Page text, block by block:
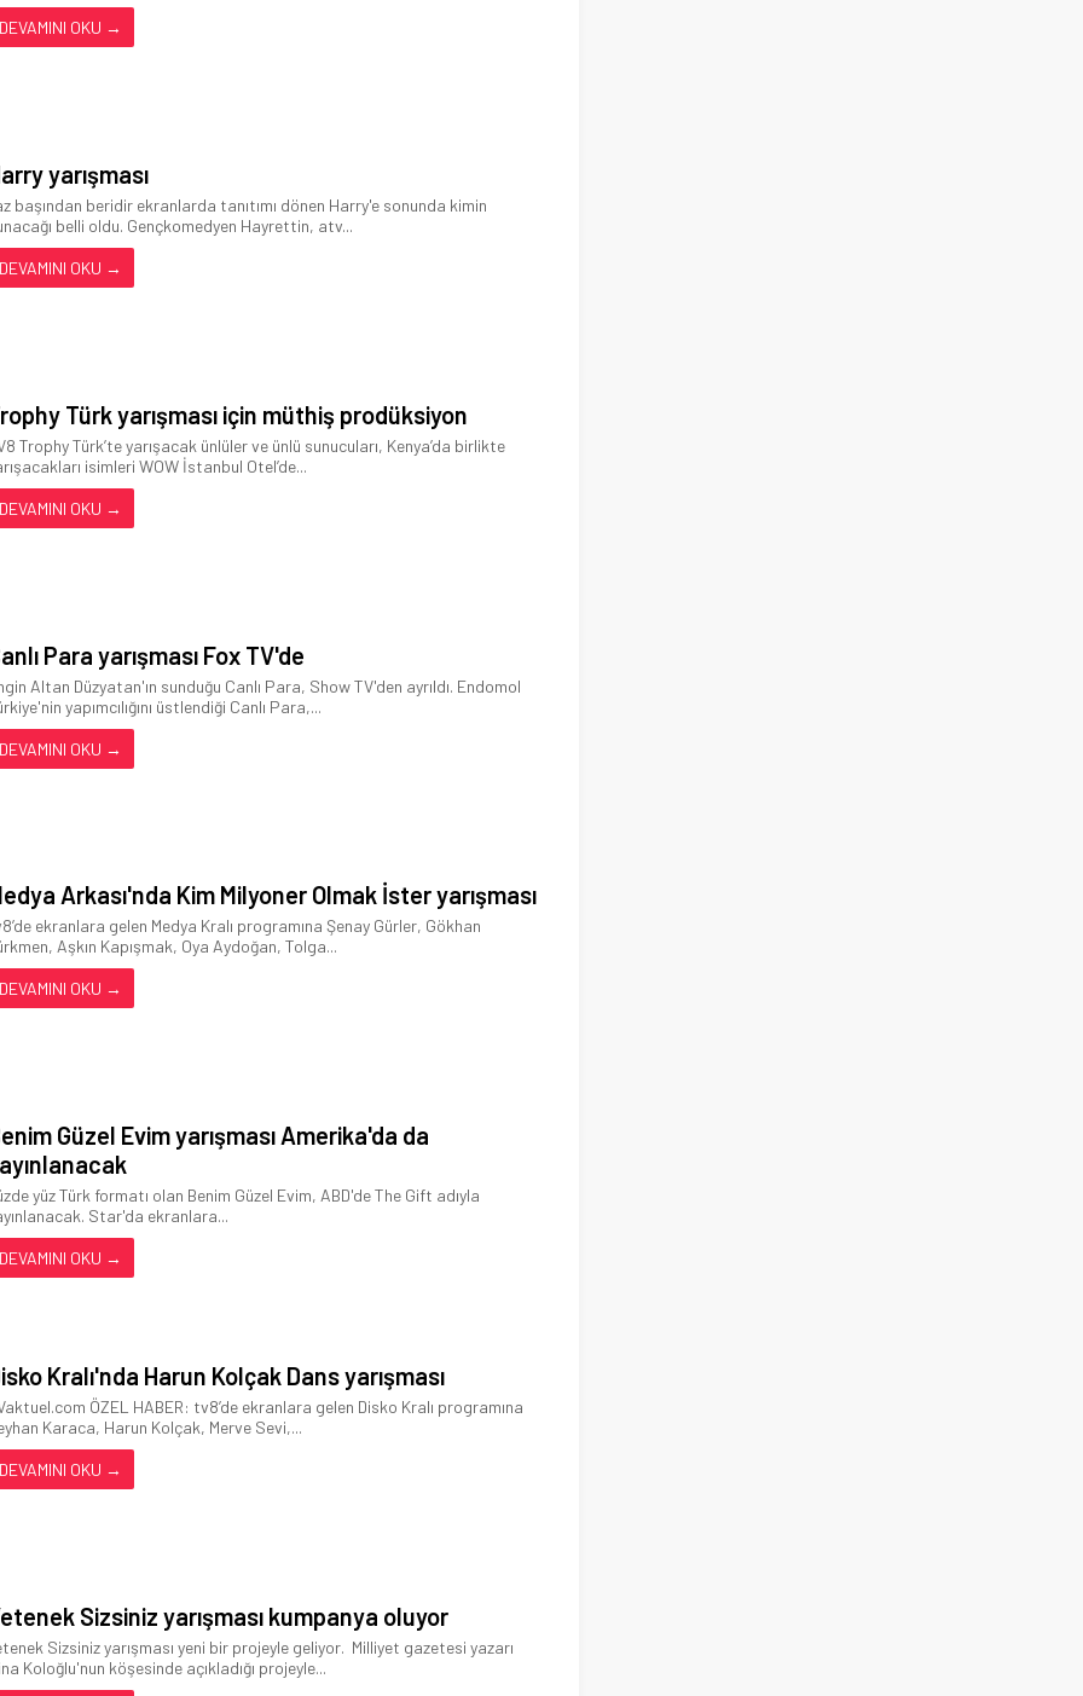
DEVAMINI OKU →
yarışması
başından beridir ekranlarda tanıtımı dönen Harry'e sonunda kimin
belli oldu. Gençkomedyen Hayrettin, atv...
DEVAMINI OKU →
Türk yarışması için müthiş prodüksiyon
Trophy Türk’te yarışacak ünlüler ve ünlü sunucuları, Kenya’da birlikte
isimleri WOW İstanbul Otel’de...
DEVAMINI OKU →
Para yarışması Fox TV'de
Altan Düzyatan'ın sunduğu Canlı Para, Show TV'den ayrıldı. Endomol
yapımcılığını üstlendiği Canlı Para,...
DEVAMINI OKU →
Arkası'nda Kim Milyoner Olmak İster yarışması
ekranlara gelen Medya Kralı programına Şenay Gürler, Gökhan
Aşkın Kapışmak, Oya Aydoğan, Tolga...
DEVAMINI OKU →
Güzel Evim yarışması Amerika'da da
yüz Türk formatı olan Benim Güzel Evim, ABD'de The Gift adıyla
Star'da ekranlara...
DEVAMINI OKU →
Kralı'nda Harun Kolçak Dans yarışması
ÖZEL HABER: tv8’de ekranlara gelen Disko Kralı programına
Karaca, Harun Kolçak, Merve Sevi,...
DEVAMINI OKU →
Sizsiniz yarışması kumpanya oluyor
Sizsiniz yarışması yeni bir projeyle geliyor. Milliyet gazetesi yazarı
Koloğlu'nun köşesinde açıkladığı projeyle...